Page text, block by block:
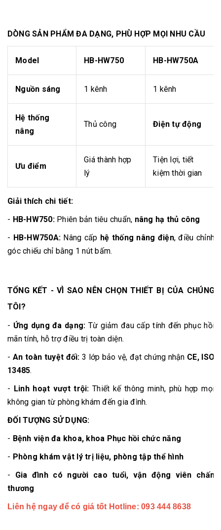
DÒNG SẢN PHẨM ĐA DẠNG, PHÙ HỢP MỌI NHU CẦU
Model HB-HW750 HB-HW750A
Nguồn sáng 1 kênh 1 kênh
Hệ thống
nâng
Thủ công Điện tự động
Ưu điểm
Giá thành hợp
lý
Tiện lợi, tiết
kiệm thời gian
Giải thích chi tiết:
- HB-HW750:Phiên bản tiêu chuẩn, nâng hạ thủ công
- HB-HW750A: Nâng cấp hệ thống nâng điện, điều chỉnh
góc chiếu chỉ bằng 1 nút bấm.
TỔNG KẾT - VÌ SAO NÊN CHỌN THIẾT BỊ CỦA CHÚNG
TÔI?
- Ứng dụng đa dạng: Từ giảm đau cấp tính đến phục hồi
mãn tính, hỗ trợ điều trị toàn diện.
- An toàn tuyệt đối: 3 lớp bảo vệ, đạt chứng nhận CE, ISO
13485.
- Linh hoạt vượt trội: Thiết kế thông minh, phù hợp mọi
không gian từ phòng khám đến gia đình.
ĐỐI TƯỢNG SỬ DỤNG:
- Bệnh viện đa khoa, khoa Phục hồi chức năng
- Phòng khám vật lý trị liệu, phòng tập thể hình
- Gia đình có người cao tuổi, vận động viên chấn
thương
Liên hệ ngay để có giá tốt Hotline: 093 444 8638